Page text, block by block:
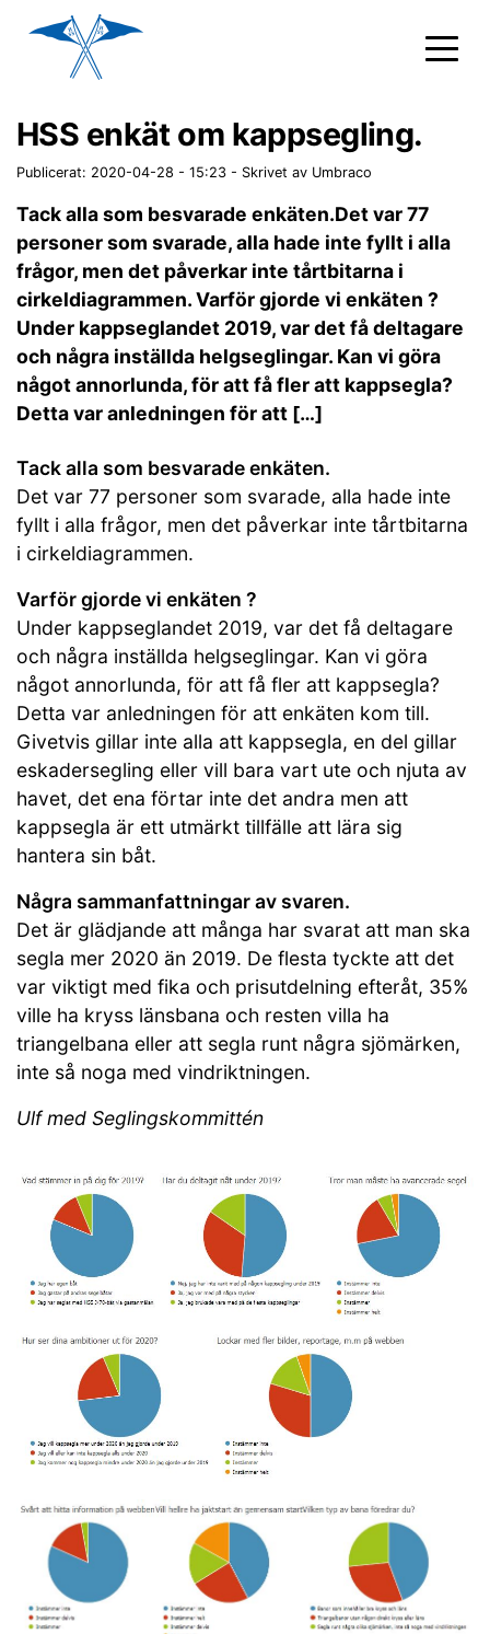
HSS enkät om kappsegling.
Publicerat: 2020-04-28 - 15:23 - Skrivet av Umbraco
Tack alla som besvarade enkäten.Det var 77
personer som svarade, alla hade inte fyllt i alla
frågor, men det påverkar inte tårtbitarna i
cirkeldiagrammen. Varför gjorde vi enkäten ?
Under kappseglandet 2019, var det få deltagare
och några inställda helgseglingar. Kan vi göra
något annorlunda, för att få fler att kappsegla?
Detta var anledningen för att […]
Tack alla som besvarade enkäten.
Det var 77 personer som svarade, alla hade inte
fyllt i alla frågor, men det påverkar inte tårtbitarna
i cirkeldiagrammen.
Varför gjorde vi enkäten ?
Under kappseglandet 2019, var det få deltagare
och några inställda helgseglingar. Kan vi göra
något annorlunda, för att få fler att kappsegla?
Detta var anledningen för att enkäten kom till.
Givetvis gillar inte alla att kappsegla, en del gillar
eskadersegling eller vill bara vart ute och njuta av
havet, det ena förtar inte det andra men att
kappsegla är ett utmärkt tillfälle att lära sig
hantera sin båt.
Några sammanfattningar av svaren.
Det är glädjande att många har svarat att man ska
segla mer 2020 än 2019. De flesta tyckte att det
var viktigt med fika och prisutdelning efteråt, 35%
ville ha kryss länsbana och resten villa ha
triangelbana eller att segla runt några sjömärken,
inte så noga med vindriktningen.
Ulf med Seglingskommittén